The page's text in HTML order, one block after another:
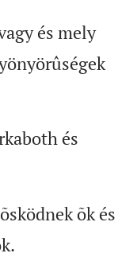
és mely
és
õk és